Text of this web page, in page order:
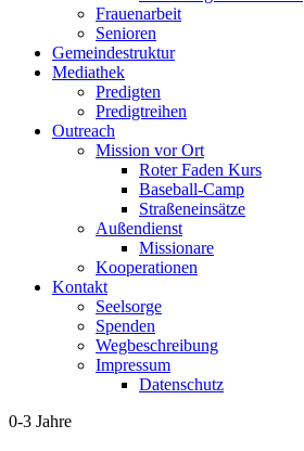
Frauenarbeit
Senioren
Gemeindestruktur
Mediathek
Predigten
Predigtreihen
Outreach
Mission vor Ort
Roter Faden Kurs
Baseball-Camp
Straßeneinsätze
Außendienst
Missionare
Kooperationen
Kontakt
Seelsorge
Spenden
Wegbeschreibung
Impressum
Datenschutz
0-3 Jahre